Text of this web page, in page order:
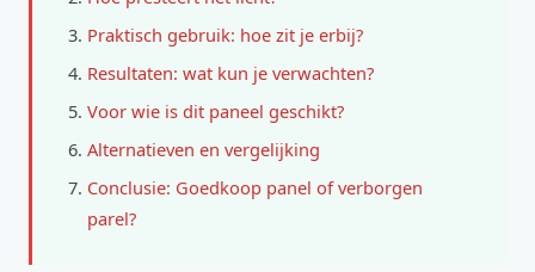
Praktisch gebruik: hoe zit je erbij?
Resultaten: wat kun je verwachten?
Voor wie is dit paneel geschikt?
Alternatieven en vergelijking
Conclusie: Goedkoop panel of verborgen
parel?